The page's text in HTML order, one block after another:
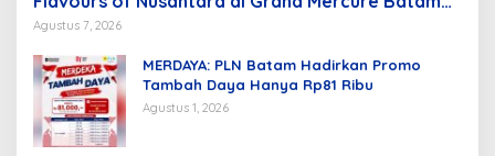
Centre
Agustus 7, 2026
MERDAYA: PLN Batam Hadirkan Promo
Tambah Daya Hanya Rp81 Ribu
Agustus 1, 2026